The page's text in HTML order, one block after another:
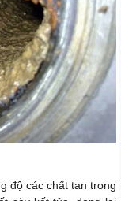
độ các chất tan trong